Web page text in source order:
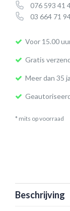
076 593 41
03 664 71
Voor 15.00
Gratis
Meer dan 35
* mits op voorraad
Beschrijving